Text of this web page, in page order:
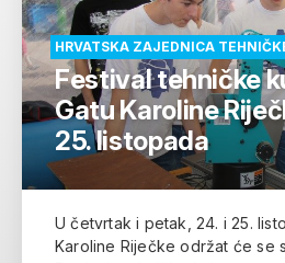
HRVATSKA ZAJEDNICA
Festival tehničke
Gatu Karoline
25. listopada
U četvrtak i petak, 24. i 25.
Karoline Riječke održat će se